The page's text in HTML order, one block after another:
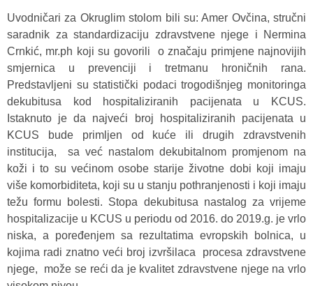
Uvodničari za Okruglim stolom bili su: Amer Ovčina, stručni
saradnik za standardizaciju zdravstvene njege i Nermina
Crnkić, mr.ph koji su govorili o značaju primjene najnovijih
smjernica u prevenciji i tretmanu hroničnih rana.
Predstavljeni su statistički podaci trogodišnjeg monitoringa
dekubitusa kod hospitaliziranih pacijenata u KCUS.
Istaknuto je da najveći broj hospitaliziranih pacijenata u
KCUS bude primljen od kuće ili drugih zdravstvenih
institucija, sa već nastalom dekubitalnom promjenom na
koži i to su većinom osobe starije životne dobi koji imaju
više komorbiditeta, koji su u stanju pothranjenosti i koji imaju
težu formu bolesti. Stopa dekubitusa nastalog za vrijeme
hospitalizacije u KCUS u periodu od 2016. do 2019.g. je vrlo
niska, a poređenjem sa rezultatima evropskih bolnica, u
kojima radi znatno veći broj izvršilaca procesa zdravstvene
njege, može se reći da je kvalitet zdravstvene njege na vrlo